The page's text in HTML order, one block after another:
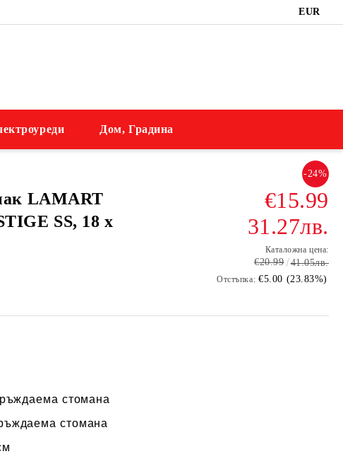
EUR
Дом, Градина
LAMART
SS, 18 х
-24%
€15.99
31.27лв.
Каталожна цена:
€20.99 41.05лв.
Отстъпка: €5.00 (23.83%)
стомана
стомана